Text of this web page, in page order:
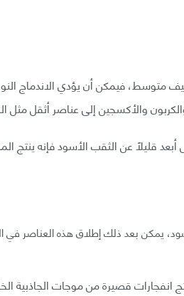
متوسط، فيمكن أن يؤدي الاندماج
والأكسجين إلى عناصر أثقل مثل
قليلًا عن الثقب الأسود فإنه ينتج
يمكن بعد ذلك إطلاق هذه العناصر في
قصيرة من موجات الجاذبية